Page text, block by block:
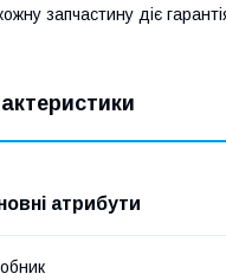
запчастину діє
атрибути